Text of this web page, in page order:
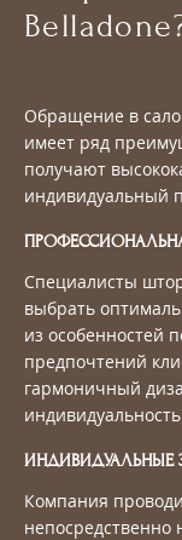
Обращение в
имеет ряд
получают
индивидуальный
Специалисты
выбрать
из особенностей
предпочтений
гармоничный
ИНДИВИДУАЛЬНЫЕ
Компания
непосредственно